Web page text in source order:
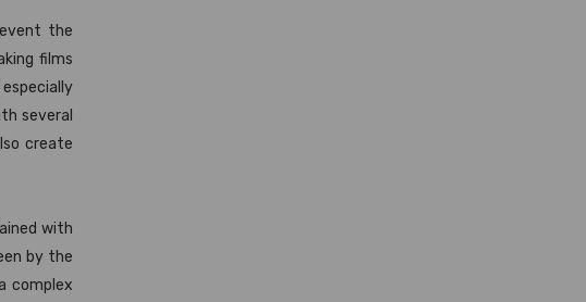
the
films
several
create
with
by the
complex